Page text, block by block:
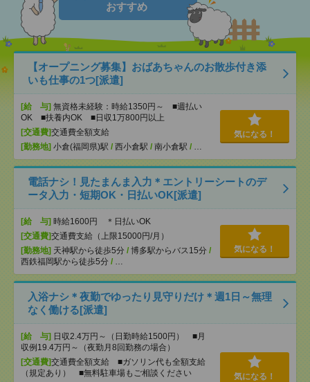
おすすめ
【オープニング募集】おばあちゃんのお散歩付き添
いも仕事の1つ[派遣]
[給 与] 無資格未経験：時給1350円～ ■週払い
OK ■扶養内OK ■日収1万800円以上
[交通費]交通費全額支給
[勤務地] 小倉(福岡県)駅 / 西小倉駅 / 南小倉駅 / …
気になる！
電話ナシ！見たまんま入力＊エントリーシートのデ
ータ入力・短期OK・日払いOK[派遣]
[給 与] 時給1600円 ＊日払いOK
[交通費]交通費支給（上限15000円/月）
[勤務地] 天神駅から徒歩5分 / 博多駅からバス15分 /
西鉄福岡駅から徒歩5分 / …
気になる！
入浴ナシ＊夜勤でゆったり見守りだけ＊週1日～無理
なく働ける[派遣]
[給 与] 日収2.4万円～（日勤時給1500円） ■月
収例19.4万円～（夜勤月8回勤務の場合）
[交通費]交通費全額支給 ■ガソリン代も全額支給
（規定あり） ■無料駐車場もご相談ください
気になる！